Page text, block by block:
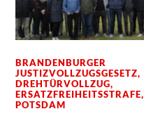
BRANDENBURGER
JUSTIZVOLLZUGSGESETZ,
DREHTÜRVOLLZUG,
ERSATZFREIHEITSSTRAFE,
POTSDAM